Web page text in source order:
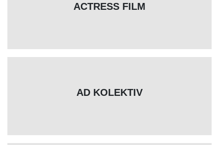
ACTRESS FILM
AD KOLEKTIV